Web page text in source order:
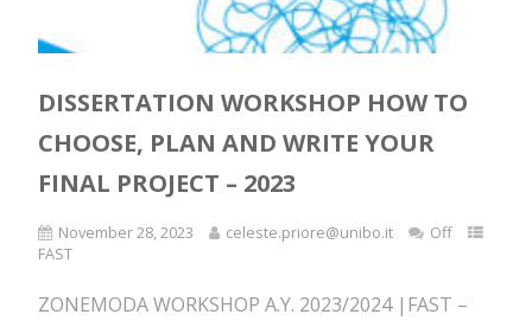
DISSERTATION WORKSHOP HOW TO
CHOOSE, PLAN AND WRITE YOUR
FINAL PROJECT – 2023
November 28, 2023 celeste.priore@unibo.it
Off
FAST
ZONEMODA WORKSHOP A.Y. 2023/2024 |FAST –